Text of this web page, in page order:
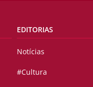
EDITORIAS
Notícias
#Cultura